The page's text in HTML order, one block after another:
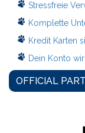
Stressfreie
Komplette
Kredit Karten
Dein Konto
OFFICIAL